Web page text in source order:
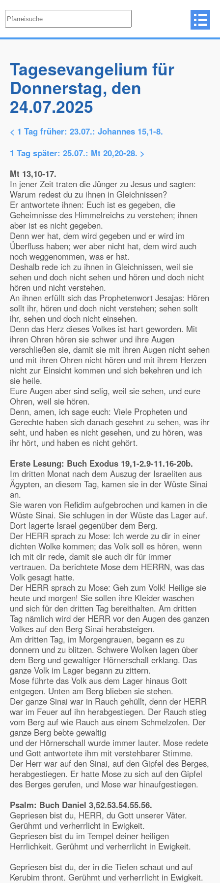
Tagesevangelium für
Donnerstag, den
24.07.2025
< 1 Tag früher: 23.07.: Johannes 15,1-8.
1 Tag später: 25.07.: Mt 20,20-28. >
Mt 13,10-17.
In jener Zeit traten die Jünger zu Jesus und sagten:
Warum redest du zu ihnen in Gleichnissen?
Er antwortete ihnen: Euch ist es gegeben, die
Geheimnisse des Himmelreichs zu verstehen; ihnen
aber ist es nicht gegeben.
Denn wer hat, dem wird gegeben und er wird im
Überfluss haben; wer aber nicht hat, dem wird auch
noch weggenommen, was er hat.
Deshalb rede ich zu ihnen in Gleichnissen, weil sie
sehen und doch nicht sehen und hören und doch nicht
hören und nicht verstehen.
An ihnen erfüllt sich das Prophetenwort Jesajas: Hören
sollt ihr, hören und doch nicht verstehen; sehen sollt
ihr, sehen und doch nicht einsehen.
Denn das Herz dieses Volkes ist hart geworden. Mit
ihren Ohren hören sie schwer und ihre Augen
verschließen sie, damit sie mit ihren Augen nicht sehen
und mit ihren Ohren nicht hören und mit ihrem Herzen
nicht zur Einsicht kommen und sich bekehren und ich
sie heile.
Eure Augen aber sind selig, weil sie sehen, und eure
Ohren, weil sie hören.
Denn, amen, ich sage euch: Viele Propheten und
Gerechte haben sich danach gesehnt zu sehen, was ihr
seht, und haben es nicht gesehen, und zu hören, was
ihr hört, und haben es nicht gehört.
Erste Lesung: Buch Exodus 19,1-2.9-11.16-20b.
Im dritten Monat nach dem Auszug der Israeliten aus
Ägypten, an diesem Tag, kamen sie in der Wüste Sinai
an.
Sie waren von Refidim aufgebrochen und kamen in die
Wüste Sinai. Sie schlugen in der Wüste das Lager auf.
Dort lagerte Israel gegenüber dem Berg.
Der HERR sprach zu Mose: Ich werde zu dir in einer
dichten Wolke kommen; das Volk soll es hören, wenn
ich mit dir rede, damit sie auch dir für immer
vertrauen. Da berichtete Mose dem HERRN, was das
Volk gesagt hatte.
Der HERR sprach zu Mose: Geh zum Volk! Heilige sie
heute und morgen! Sie sollen ihre Kleider waschen
und sich für den dritten Tag bereithalten. Am dritten
Tag nämlich wird der HERR vor den Augen des ganzen
Volkes auf den Berg Sinai herabsteigen.
Am dritten Tag, im Morgengrauen, begann es zu
donnern und zu blitzen. Schwere Wolken lagen über
dem Berg und gewaltiger Hörnerschall erklang. Das
ganze Volk im Lager begann zu zittern.
Mose führte das Volk aus dem Lager hinaus Gott
entgegen. Unten am Berg blieben sie stehen.
Der ganze Sinai war in Rauch gehüllt, denn der HERR
war im Feuer auf ihn herabgestiegen. Der Rauch stieg
vom Berg auf wie Rauch aus einem Schmelzofen. Der
ganze Berg bebte gewaltig
und der Hörnerschall wurde immer lauter. Mose redete
und Gott antwortete ihm mit verstehbarer Stimme.
Der Herr war auf den Sinai, auf den Gipfel des Berges,
herabgestiegen. Er hatte Mose zu sich auf den Gipfel
des Berges gerufen, und Mose war hinaufgestiegen.
Psalm: Buch Daniel 3,52.53.54.55.56.
Gepriesen bist du, HERR, du Gott unserer Väter.
Gerühmt und verherrlicht in Ewigkeit.
Gepriesen bist du im Tempel deiner heiligen
Herrlichkeit. Gerühmt und verherrlicht in Ewigkeit.
Gepriesen bist du, der in die Tiefen schaut und auf
Kerubim thront. Gerühmt und verherrlicht in Ewigkeit.